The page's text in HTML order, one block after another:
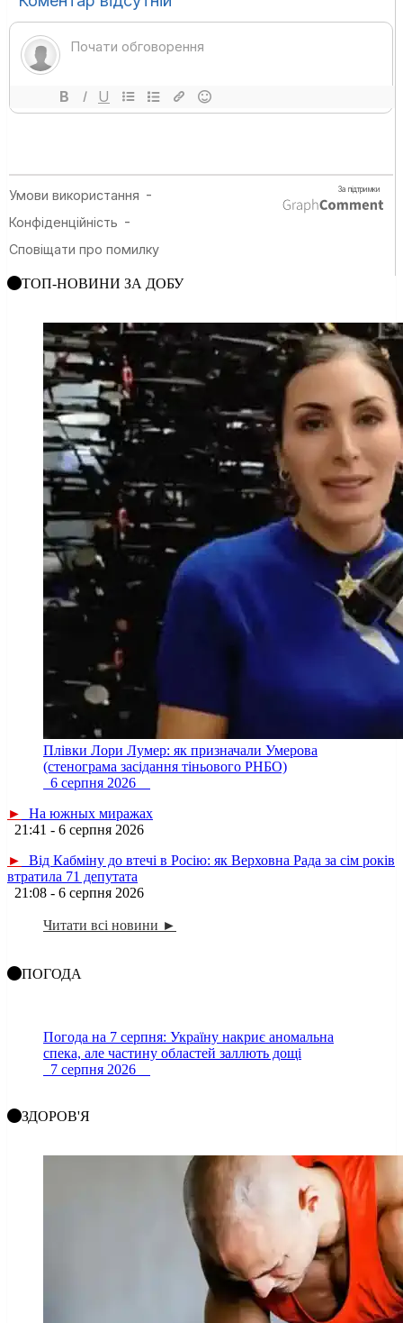
ТОП-НОВИНИ ЗА ДОБУ
Плівки Лори Лумер: як призначали Умерова
(стенограма засідання тіньового РНБО)
6 серпня 2026
►
На южных миражах
21:41 - 6 серпня 2026
►
Від Кабміну до втечі в Росію: як Верховна Рада за сім років
втратила 71 депутата
21:08 - 6 серпня 2026
Читати всі новини ►
ПОГОДА
Погода на 7 серпня: Україну накриє аномальна
спека, але частину областей заллють дощі
7 серпня 2026
ЗДОРОВ'Я